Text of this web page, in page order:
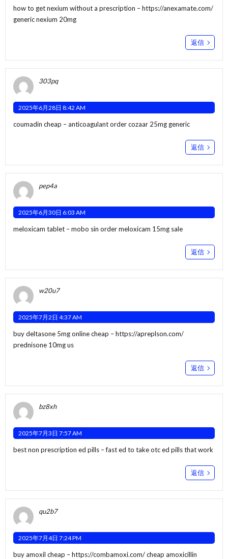
how to get nexium without a prescription –https://anexamate.com/
generic nexium 20mg
返信
303pq
2025年6月28日 8:42 AM
coumadin cheap –anticoagulantorder cozaar 25mg generic
返信
pep4a
2025年6月30日 6:03 AM
meloxicam tablet –mobo sin order meloxicam 15mg sale
返信
w20u7
2025年7月2日 4:37 AM
buy deltasone 5mg online cheap –https://apreplson.com/
prednisone 10mg us
返信
bz8xh
2025年7月3日 7:57 AM
best non prescription ed pills –fast ed to takeotc ed pills that work
返信
qu2b7
2025年7月4日 7:24 PM
buy amoxil cheap –https://combamoxi.com/cheap amoxicillin